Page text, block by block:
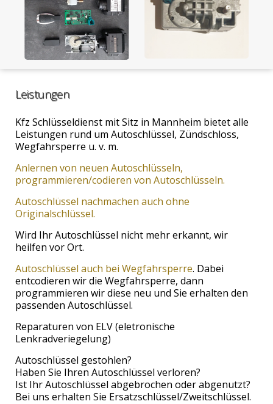
Leistungen
Kfz Schlüsseldienst mit Sitz in Mannheim bietet alle
Leistungen rund um Autoschlüssel, Zündschloss,
Wegfahrsperre u. v. m.
Anlernen von neuen Autoschlüsseln,
programmieren/codieren von Autoschlüsseln.
Autoschlüssel nachmachen auch ohne
Originalschlüssel.
Wird Ihr Autoschlüssel nicht mehr erkannt, wir
heilfen vor Ort.
Autoschlüssel auch bei Wegfahrsperre. Dabei
entcodieren wir die Wegfahrsperre, dann
programmieren wir diese neu und Sie erhalten den
passenden Autoschlüssel.
Reparaturen von ELV (eletronische
Lenkradveriegelung)
Autoschlüssel gestohlen?
Haben Sie Ihren Autoschlüssel verloren?
Ist Ihr Autoschlüssel abgebrochen oder abgenutzt?
Bei uns erhalten Sie Ersatzschlüssel/Zweitschlüssel.